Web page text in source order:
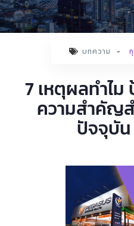
บทความ -
7 เหตุผลทำไม
ความสำคัญ
ปัจจุบั